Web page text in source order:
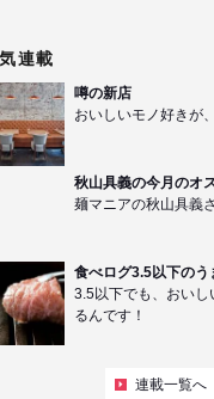
連載
噂の新店
おいしいモノ好きが
秋山具義の今月のオ
麺マニアの秋山具義
食べログ3.5以下のう
3.5以下でも、おいし
るんです！
連載一覧へ